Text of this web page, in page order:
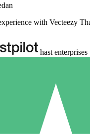
with Vecteezy
hast enterprises